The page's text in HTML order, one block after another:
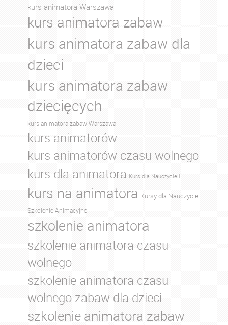
kurs animatora Warszawa
kurs animatora zabaw
kurs animatora zabaw dla
dzieci
kurs animatora zabaw
dziecięcych
kurs animatora zabaw Warszawa
kurs animatorów
kurs animatorów czasu wolnego
kurs dla animatora Kurs dla Nauczycieli
kurs na animatora Kursy dla Nauczycieli
Szkolenie Animacyjne
szkolenie animatora
szkolenie animatora czasu
wolnego
szkolenie animatora czasu
wolnego zabaw dla dzieci
szkolenie animatora zabaw